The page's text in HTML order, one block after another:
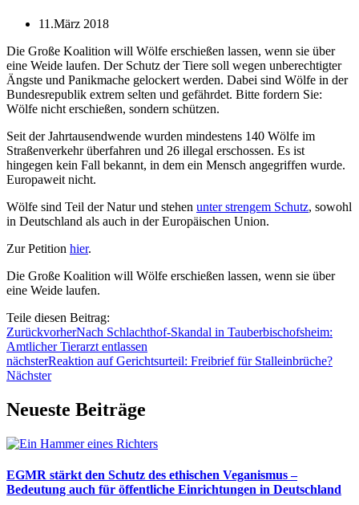
11.März 2018
Die Große Koalition will Wölfe erschießen lassen, wenn sie über
eine Weide laufen. Der Schutz der Tiere soll wegen unberechtigter
Ängste und Panikmache gelockert werden. Dabei sind Wölfe in der
Bundesrepublik extrem selten und gefährdet. Bitte fordern Sie:
Wölfe nicht erschießen, sondern schützen.
Seit der Jahrtausendwende wurden mindestens 140 Wölfe im
Straßenverkehr überfahren und 26 illegal erschossen. Es ist
hingegen kein Fall bekannt, in dem ein Mensch angegriffen wurde.
Europaweit nicht.
Wölfe sind Teil der Natur und stehen unter strengem Schutz, sowohl
in Deutschland als auch in der Europäischen Union.
Zur Petition hier.
Die Große Koalition will Wölfe erschießen lassen, wenn sie über
eine Weide laufen.
Teile diesen Beitrag:
ZurückvorherNach Schlachthof-Skandal in Tauberbischofsheim:
Amtlicher Tierarzt entlassen
nächsterReaktion auf Gerichtsurteil: Freibrief für Stalleinbrüche?
Nächster
Neueste Beiträge
EGMR stärkt den Schutz des ethischen Veganismus –
Bedeutung auch für öffentliche Einrichtungen in Deutschland